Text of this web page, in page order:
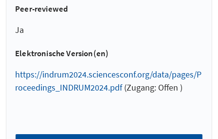
Peer-reviewed
Ja
Elektronische Version(en)
https://indrum2024.sciencesconf.org/data/pages/P
roceedings_INDRUM2024.pdf(Zugang: Offen )